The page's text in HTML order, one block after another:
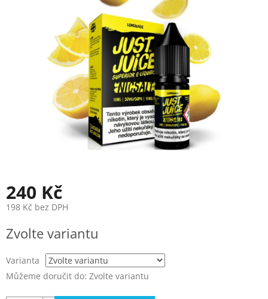
240 Kč
198 Kč bez DPH
cena:
Zvolte variantu
Varianta
Můžeme doručit do: Zvolte variantu